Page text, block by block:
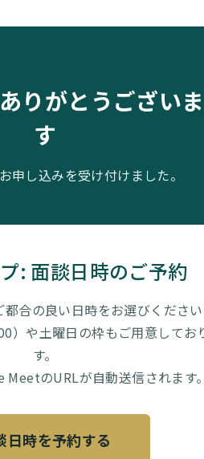
りがとうございま
す
申し込みを受け付けました。
: 面談日時のご予約
合の良い日時をお選びくださ
）や土曜日の枠もご用意してお
す。
MeetのURLが自動送信されます
日時を予約する